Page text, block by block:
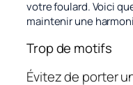
votre foulard. Voici
maintenir une
Trop de motifs
Évitez de porter